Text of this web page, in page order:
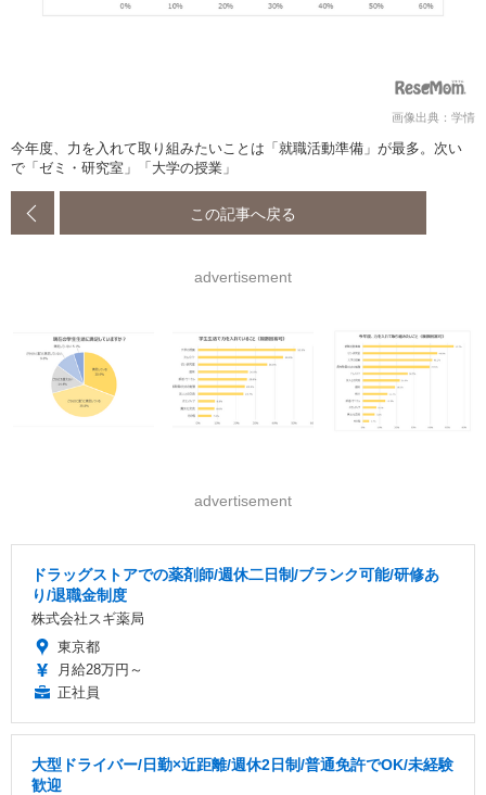
画像出典：学情
今年度、力を入れて取り組みたいことは「就職活動準備」が最多。次い
で「ゼミ・研究室」「大学の授業」
この記事へ戻る
advertisement
advertisement
ドラッグストアでの薬剤師/週休二日制/ブランク可能/研修あ
り/退職金制度
株式会社スギ薬局
東京都
月給28万円～
正社員
大型ドライバー/日勤×近距離/週休2日制/普通免許でOK/未経験
歓迎